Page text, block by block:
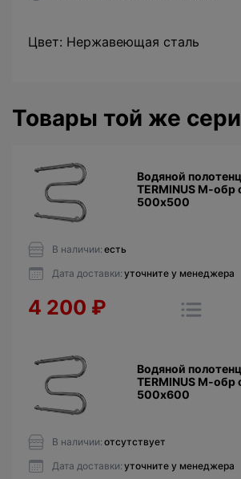
Цвет: Нержавеющая сталь
Товары той же
Водяной
TERMINUS М-обр
500х500
В наличии: есть
Дата доставки: уточните у менеджера
4 200 ₽
Водяной
TERMINUS М-обр
500х600
В наличии: отсутствует
Дата доставки: уточните у менеджера